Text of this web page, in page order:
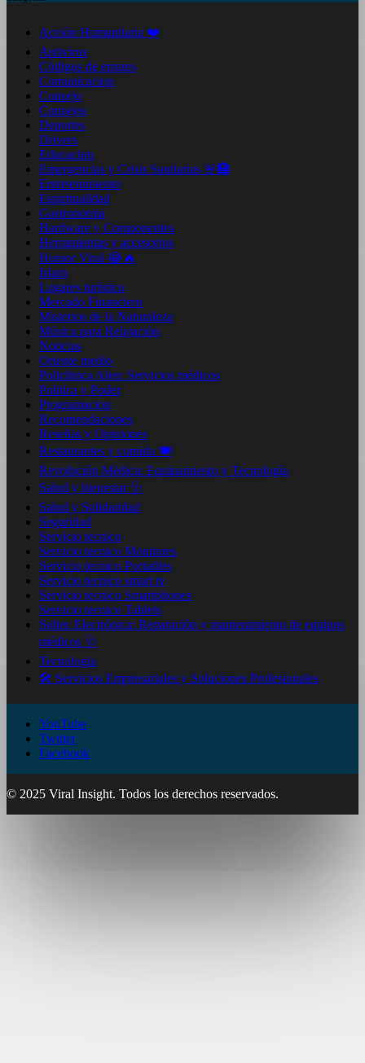
Acción Humanitaria ❤️
Antivirus
Códigos de errores
Comunicacion
Consejo
Consejos
Deportes
Drivers
Educacion
Emergencias y Crisis Sanitarias 🚨🏥
Entretenimiento
Espiritualidad
Gastronomia
Hardware y Componentes
Herramientas y accesorios
Humor Viral 😂🔥
Islam
Lugares turístico
Mercado Financiero
Misterios de la Naturaleza
Música para Relajación
Noticias
Oriente medio
Policlinica Alen: Servicios médicos
Politica y Poder
Programacion
Recomendaciones
Reseñas y Opiniones
Restaurantes y comida 🍽️
Revolución Médica: Equipamiento y Tecnología
Salud y bienestar 🩺
Salud y Solidaridad
Seguridad
Servicio tecnico
Servicio tecnico Monitores
Servicio tecnico Portatiles
Servicio tecnico smart tv
Servicio tecnico Smartphones
Servicio tecnico Tablets
Soltec Electrónica: Reparación y mantenimiento de equipos
médicos 🩺
Tecnologia
🛠️ Servicios Empresariales y Soluciones Profesionales
YouTube
Twitter
Facebook
© 2025 Viral Insight. Todos los derechos reservados.